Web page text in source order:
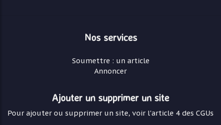
Nos services
Soumettre : un article
Annoncer
Ajouter un supprimer un site
Pour ajouter ou supprimer un site, voir l'article 4 des CGUs